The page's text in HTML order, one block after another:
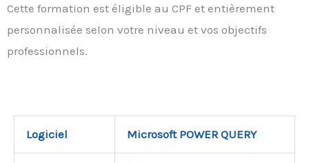
Cette formation est éligible au CPF et entièrement
personnalisée selon votre niveau et vos objectifs
professionnels.
Logiciel Microsoft POWER QUERY